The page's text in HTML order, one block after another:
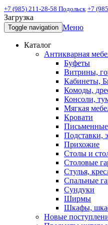
+7 (985) 211-28-58 Подольск +7
Загрузка
Toggle navigation Меню
Каталог
Антикварная
Буфеты
Витрины,
Кабинеты,
Комоды,
Консоли,
Мягкая
Кровати
Подставки,
Прихожие
Столы и
Столовые
Стулья,
Спальные
Сундуки
Ширмы
Шкафы,
Новые